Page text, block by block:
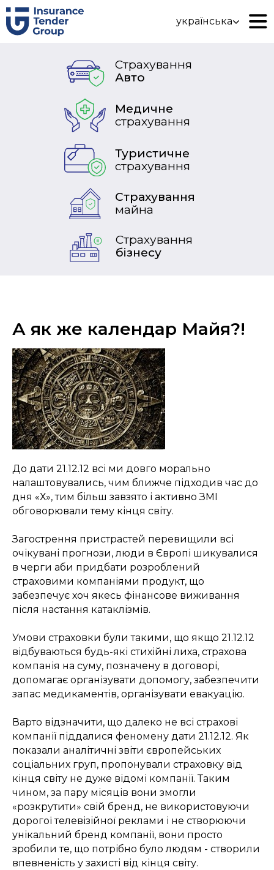
українська
Страхування
Авто
Туристичне
страхування
Страхування
бізнесу
Медичне
страхування
Страхування
майна
А як же календар Майя?!
До дати 21.12.12 всі ми довго морально
налаштовувались, чим ближче підходив час до
дня «Х», тим більш завзято і активно ЗМІ
обговорювали тему кінця світу.
Загострення пристрастей перевищили всі
очікувані прогнози, люди в Європі шикувалися
в черги аби придбати розроблений
страховими компаніями продукт, що
забезпечує хоч якесь фінансове виживання
після настання катаклізмів.
Умови страховки були такими, що якщо 21.12.12
відбуваються будь-які стихійні лиха, страхова
компанія на суму, позначену в договорі,
допомагає організувати допомогу, забезпечити
запас медикаментів, організувати евакуацію.
Варто відзначити, що далеко не всі страхові
компанії піддалися феномену дати 21.12.12. Як
показали аналітичні звіти європейських
соціальних груп, пропонували страховку від
кінця світу не дуже відомі компанії. Таким
чином, за пару місяців вони змогли
«розкрутити» свій бренд, не використовуючи
дорогої телевізійної реклами і не створюючи
унікальний бренд компанії, вони просто
зробили те, що потрібно було людям - створили
впевненість у захисті від кінця світу.